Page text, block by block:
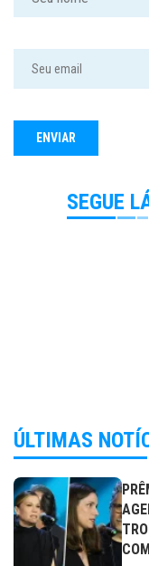
SEGUE
ÚLTIMAS